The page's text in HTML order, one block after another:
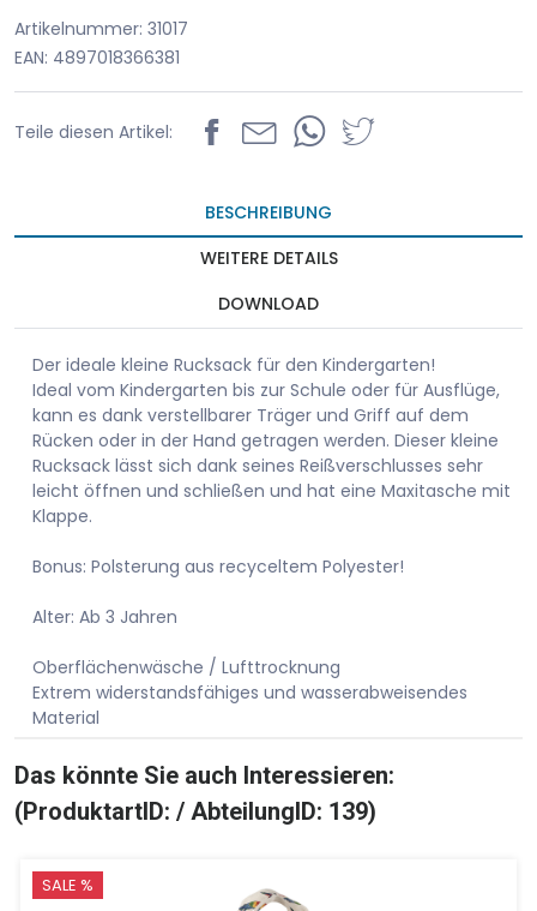
Artikelnummer: 31017
EAN: 4897018366381
Teile diesen Artikel:
BESCHREIBUNG
WEITERE DETAILS
DOWNLOAD
Der ideale kleine Rucksack für den Kindergarten!
Ideal vom Kindergarten bis zur Schule oder für Ausflüge,
kann es dank verstellbarer Träger und Griff auf dem
Rücken oder in der Hand getragen werden. Dieser kleine
Rucksack lässt sich dank seines Reißverschlusses sehr
leicht öffnen und schließen und hat eine Maxitasche mit
Klappe.
Bonus: Polsterung aus recyceltem Polyester!
Alter: Ab 3 Jahren
Oberflächenwäsche / Lufttrocknung
Extrem widerstandsfähiges und wasserabweisendes
Material
Das könnte Sie auch Interessieren:
(ProduktartID: / AbteilungID: 139)
SALE %